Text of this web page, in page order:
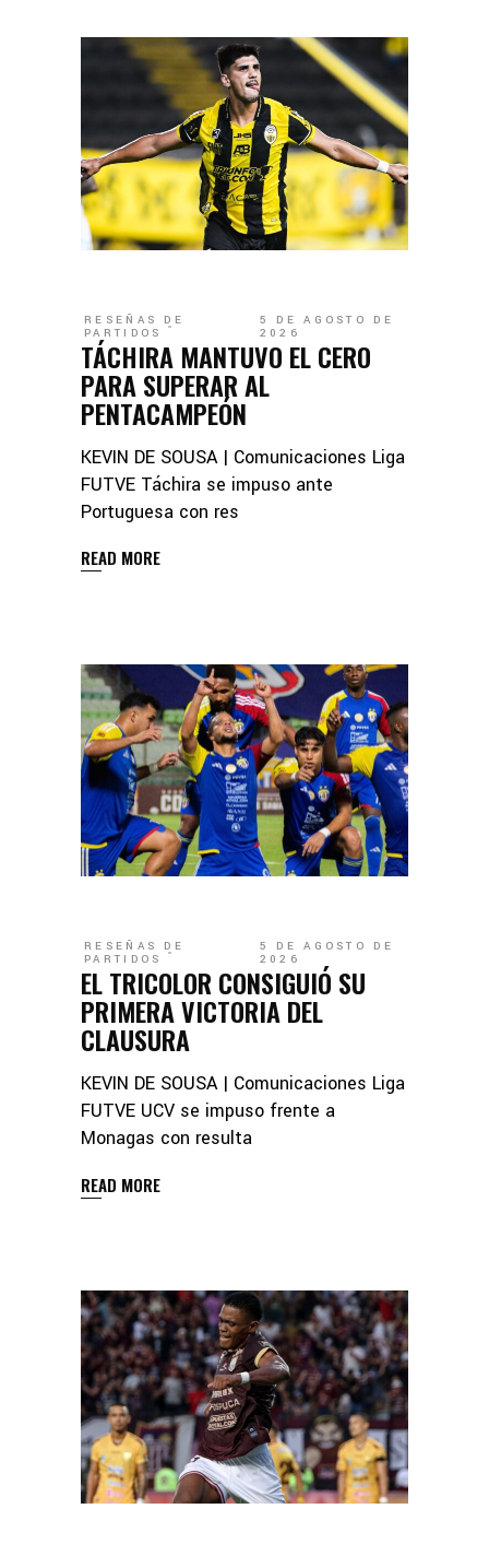
RESEÑAS DE
PARTIDOS
5 DE AGOSTO DE
2026
TÁCHIRA MANTUVO EL CERO
PARA SUPERAR AL
PENTACAMPEÓN
KEVIN DE SOUSA | Comunicaciones Liga
FUTVE Táchira se impuso ante
Portuguesa con res
READ MORE
RESEÑAS DE
PARTIDOS
5 DE AGOSTO DE
2026
EL TRICOLOR CONSIGUIÓ SU
PRIMERA VICTORIA DEL
CLAUSURA
KEVIN DE SOUSA | Comunicaciones Liga
FUTVE UCV se impuso frente a
Monagas con resulta
READ MORE